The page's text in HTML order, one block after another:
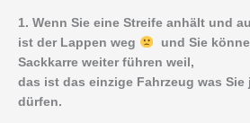
1. Wenn Sie eine Streife anhält und
ist der Lappen weg
und Sie
Sackkarre weiter führen weil,
das ist das einzige Fahrzeug was
dürfen.